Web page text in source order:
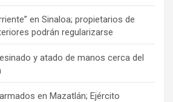
en Sinaloa; propietarios de
podrán regularizarse
y atado de manos cerca del
en Mazatlán; Ejército